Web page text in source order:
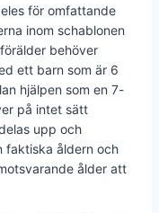
för omfattande
inom schablonen
behöver
ett barn som är 6
hjälpen som en 7-
på intet sätt
upp och
faktiska åldern och
ålder att